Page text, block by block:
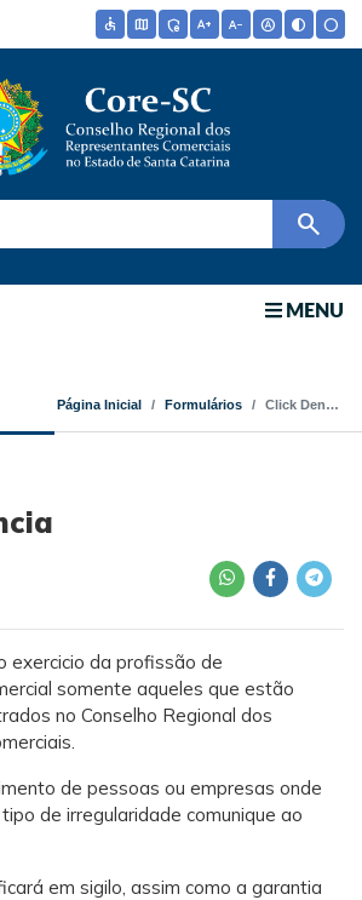
accessible map admin_panel_settings text_increase text_decrease hdr_auto contrast circle
search
MENU
Página Inicial Formulários Click Denúncia
exercicio da profissão de
somente aqueles que estão
no Conselho Regional dos
de pessoas ou empresas onde
de irregularidade comunique ao
em sigilo, assim como a garantia